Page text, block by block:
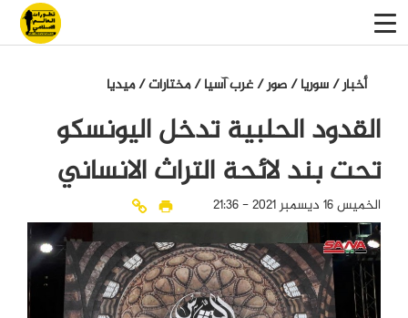
أخبار/سوريا/صور/غرب آسيا/مختارات/میدیا
القدود الحلبية تدخل اليونسكو
تحت بند لائحة التراث الانساني
الخميس 16 ديسمبر 2021 - 21:36